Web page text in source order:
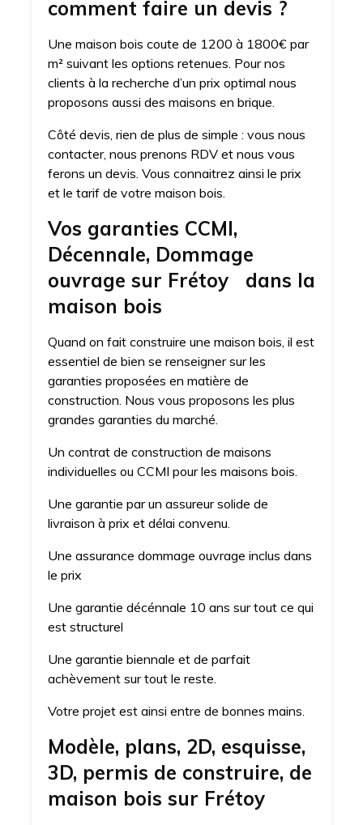
comment faire un devis ?
Une maison bois coute de 1200 à 1800€ par
m² suivant les options retenues. Pour nos
clients à la recherche d’un prix optimal nous
proposons aussi des maisons en brique.
Côté devis, rien de plus de simple : vous nous
contacter, nous prenons RDV et nous vous
ferons un devis. Vous connaitrez ainsi le prix
et le tarif de votre maison bois.
Vos garanties CCMI,
Décennale, Dommage
ouvrage sur Frétoy dans la
maison bois
Quand on fait construire une maison bois, il est
essentiel de bien se renseigner sur les
garanties proposées en matière de
construction. Nous vous proposons les plus
grandes garanties du marché.
Un contrat de construction de maisons
individuelles ou CCMI pour les maisons bois.
Une garantie par un assureur solide de
livraison à prix et délai convenu.
Une assurance dommage ouvrage inclus dans
le prix
Une garantie décénnale 10 ans sur tout ce qui
est structurel
Une garantie biennale et de parfait
achèvement sur tout le reste.
Votre projet est ainsi entre de bonnes mains.
Modèle, plans, 2D, esquisse,
3D, permis de construire, de
maison bois sur Frétoy